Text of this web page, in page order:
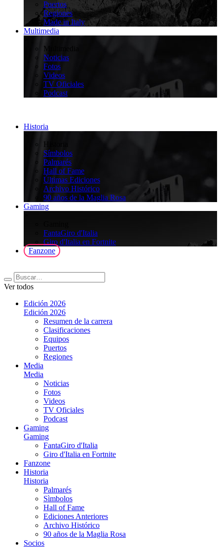
Puertos
Regiones
Made in Italy
Multimedia
Multimedia
Noticias
Fotos
Videos
TV Oficiales
Podcast
Historia
Historia
Símbolos
Palmarés
Hall of Fame
Últimas Ediciones
Archivo Histórico
90 años de la Maglia Rosa
Gaming
FantaGiro d'Italia
Giro d'Italia en Fortnite
Fanzone
Ver todos
Edición 2026
Edición 2026
Resumen de la carrera
Clasificaciones
Equipos
Puertos
Regiones
Media
Media
Noticias
Fotos
Videos
TV Oficiales
Podcast
Gaming
Gaming
FantaGiro d'Italia
Giro d'Italia en Fortnite
Fanzone
Historia
Historia
Palmarés
Sìmbolos
Hall of Fame
Ediciones Anteriores
Archivo Histórico
90 años de la Maglia Rosa
Socios